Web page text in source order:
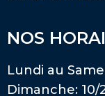
NOS
Lundi au
Dimanche: 10/